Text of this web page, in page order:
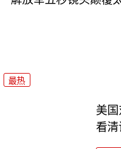
最热
美
看